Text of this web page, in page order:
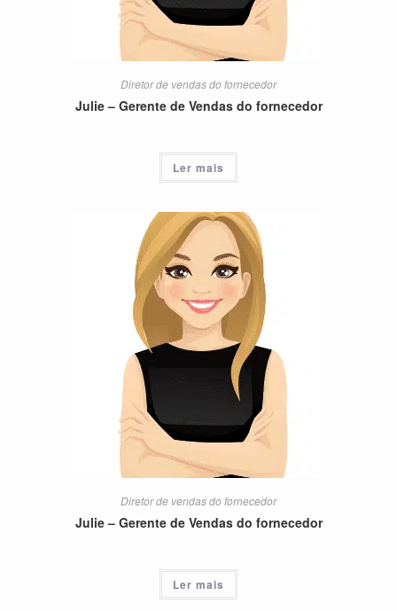
Diretor de vendas do fornecedor
Julie – Gerente de Vendas do fornecedor
Ler mais
Diretor de vendas do fornecedor
Julie – Gerente de Vendas do fornecedor
Ler mais